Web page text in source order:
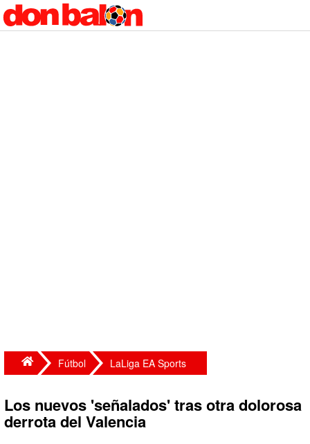
Fútbol LaLiga EA Sports
Los nuevos 'señalados' tras otra dolorosa
derrota del Valencia